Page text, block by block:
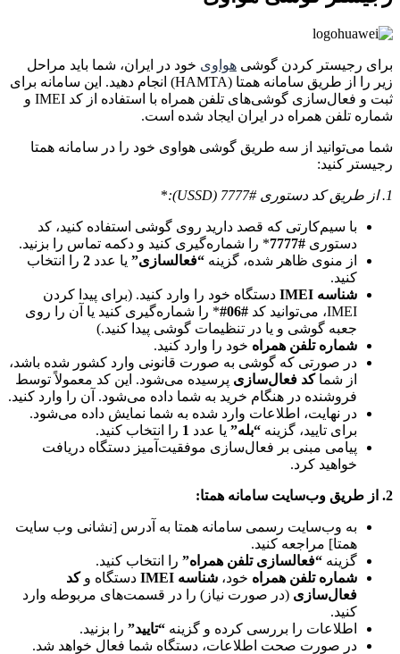
برای رجیستر کردن گوشی هواوی خود در ایران، شما باید مراحل
زیر را از طریق سامانه همتا (HAMTA) انجام دهید. این سامانه برای
ثبت و فعال‌سازی گوشی‌های تلفن همراه با استفاده از کد IMEI و
شماره تلفن همراه در ایران ایجاد شده است.
شما می‌توانید از سه طریق گوشی هواوی خود را در سامانه همتا
رجیستر کنید:
1. از طریق کد دستوری #7777 (USSD): *
با سیم‌کارتی که قصد دارید روی گوشی استفاده کنید، کد
دستوری #7777
* را شماره‌گیری کنید و دکمه تماس را بزنید.
از منوی ظاهر شده، گزینه “فعالسازی” یا عدد 2 را انتخاب
کنید.
شناسه IMEI
دستگاه خود را وارد کنید. (برای پیدا کردن
IMEI، می‌توانید کد
#06#
* را شماره‌گیری کنید یا آن را روی
جعبه گوشی و یا در تنظیمات گوشی پیدا کنید.)
شماره تلفن همراه خود را وارد کنید.
در صورتی که گوشی به صورت قانونی وارد کشور شده باشد،
از شماکد فعال‌سازی پرسیده می‌شود. این کد معمولاً توسط
فروشنده در هنگام خرید به شما داده می‌شود. آن را وارد کنید.
در نهایت، اطلاعات وارد شده به شما نمایش داده می‌شود.
برای تایید، گزینه “بله” یا عدد 1 را انتخاب کنید.
پیامی مبنی بر فعال‌سازی موفقیت‌آمیز دستگاه دریافت
خواهید کرد.
2. از طریق وب‌سایت سامانه همتا:
به وب‌سایت رسمی سامانه همتا به آدرس [نشانی وب سایت
همتا] مراجعه کنید.
گزینه “فعالسازی تلفن همراه” را انتخاب کنید.
شماره تلفن همراه خود، شناسه IMEI دستگاه وکد
فعال‌سازی (در صورت نیاز) را در قسمت‌های مربوطه وارد
کنید.
اطلاعات را بررسی کرده و گزینه “تایید” را بزنید.
در صورت صحت اطلاعات، دستگاه شما فعال خواهد شد.